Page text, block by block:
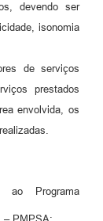
devendo ser
isonomia
de serviços
prestados
envolvida, os
ao Programa